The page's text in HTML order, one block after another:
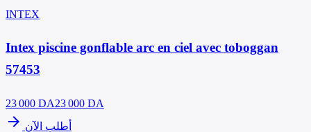
INTEX
Intex piscine gonflable arc en ciel avec toboggan
57453
23 000 DA23 000 DA
arrow_forward أطلب الآن